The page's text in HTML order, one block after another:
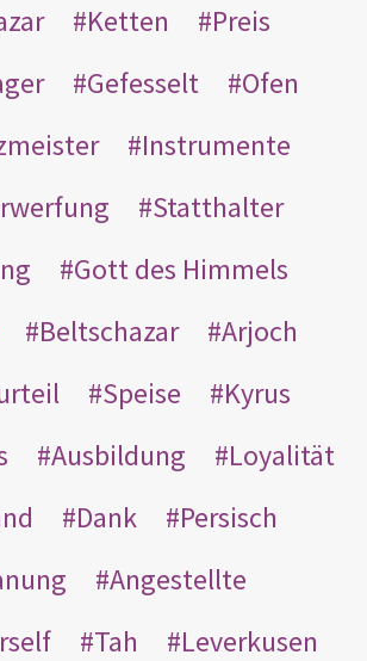
Ketten
Preis
Gefesselt
Ofen
Instrumente
Statthalter
Gott des Himmels
Beltschazar
Arjoch
Speise
Kyrus
Ausbildung
Loyalität
Dank
Persisch
Angestellte
Tah
Leverkusen